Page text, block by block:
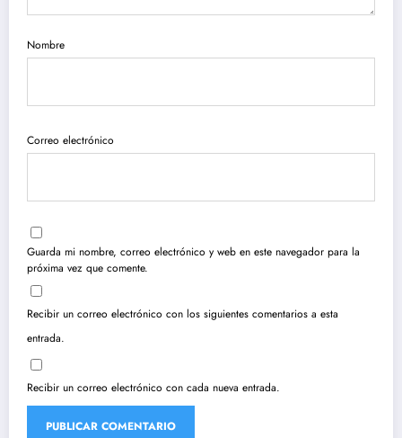
Nombre
Correo electrónico
Guarda mi nombre, correo electrónico y web en este navegador para la
próxima vez que comente.
Recibir un correo electrónico con los siguientes comentarios a esta
entrada.
Recibir un correo electrónico con cada nueva entrada.